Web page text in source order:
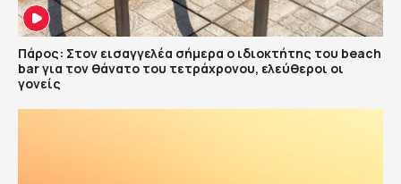
Πάρος: Στον εισαγγελέα σήμερα ο ιδιοκτήτης του beach
bar για τον θάνατο του τετράχρονου, ελεύθεροι οι
γονείς